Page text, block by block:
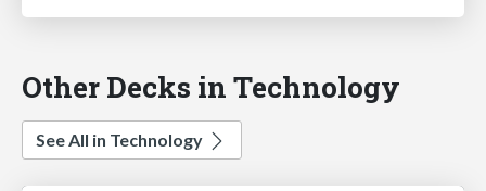
Other Decks in Technology
See All in Technology